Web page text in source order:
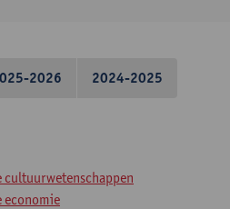
2026 2024-2025
cultuurwetenschappen
economie